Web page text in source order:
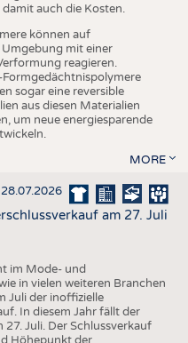
auch die Kosten.
können auf
mit einer
reagieren.
sogar eine reversible
aus diesen Materialien
um neue energiesparende
MORE
28.07.2026
am 27. Juli
im Mode- und
in vielen weiteren Branchen
Juli der inoffizielle
In diesem Jahr fällt der
Juli. Der Schlussverkauf